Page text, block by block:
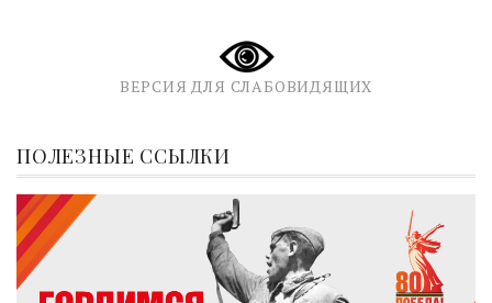
ВЕРСИЯ ДЛЯ СЛАБОВИДЯЩИХ
ПОЛЕЗНЫЕ ССЫЛКИ